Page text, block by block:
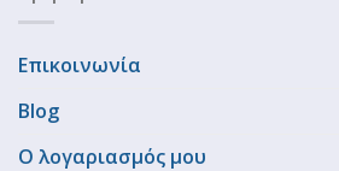
Επικοινωνία
Blog
Ο λογαριασμός μου